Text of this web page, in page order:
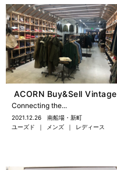
ACORN Buy&Sell Vintage
Connecting the...
2021.12.26
南船場・新町
ユーズド
メンズ レディース